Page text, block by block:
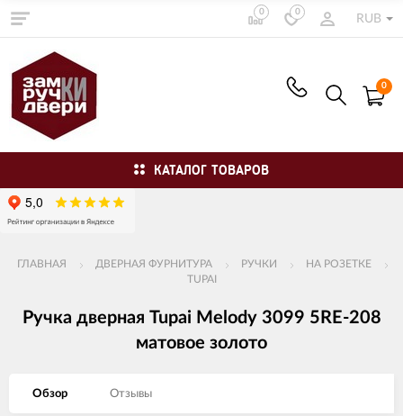
0 0
RUB
0
КАТАЛОГ ТОВАРОВ
ГЛАВНАЯ ДВЕРНАЯ ФУРНИТУРА РУЧКИ
НА РОЗЕТКЕ
TUPAI
Ручка дверная Tupai Melody 3099 5RE-208
матовое золото
Обзор Отзывы